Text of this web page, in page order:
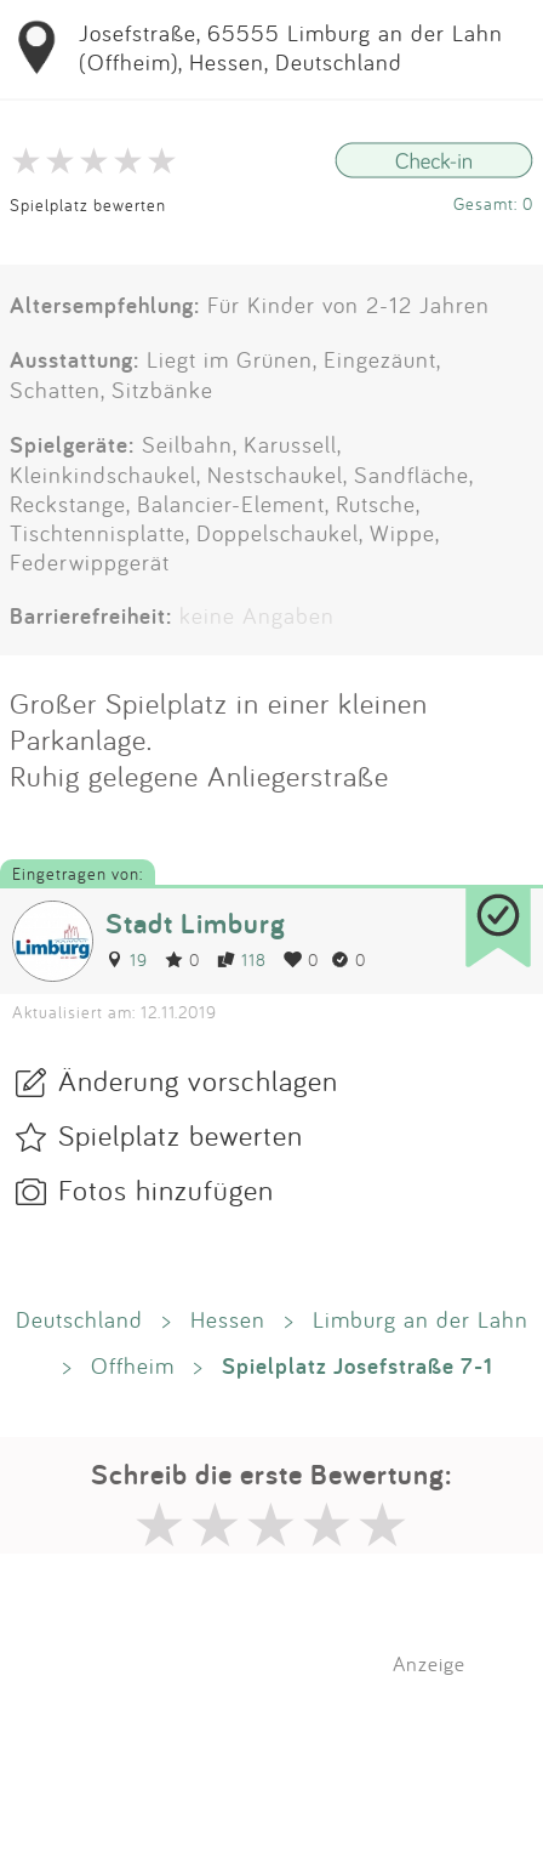
Josefstraße, 65555 Limburg an der Lahn
(Offheim), Hessen, Deutschland
Spielplatz bewerten Gesamt: 0
Altersempfehlung: Für Kinder von 2-12 Jahren
Ausstattung: Liegt im Grünen, Eingezäunt,
Schatten, Sitzbänke
Spielgeräte: Seilbahn, Karussell,
Kleinkindschaukel, Nestschaukel, Sandfläche,
Reckstange, Balancier-Element, Rutsche,
Tischtennisplatte, Doppelschaukel, Wippe,
Federwippgerät
Barrierefreiheit: keine Angaben
Großer Spielplatz in einer kleinen
Parkanlage.
Ruhig gelegene Anliegerstraße
Eingetragen von:
Stadt Limburg
19 0 118 0 0
Aktualisiert am: 12.11.2019
Änderung vorschlagen
Spielplatz bewerten
Fotos hinzufügen
Deutschland > Hessen >
Limburg an der Lahn
>
Offheim > Spielplatz Josefstraße 7-1
Schreib die erste Bewertung:
Anzeige